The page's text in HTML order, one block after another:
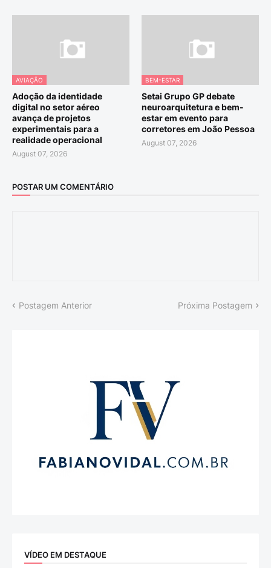
AVIAÇÃO
Adoção da identidade
digital no setor aéreo
avança de projetos
experimentais para a
realidade operacional
August 07, 2026
BEM-ESTAR
Setai Grupo GP debate
neuroarquitetura e bem-
estar em evento para
corretores em João Pessoa
August 07, 2026
POSTAR UM COMENTÁRIO
Postagem Anterior Próxima Postagem
VÍDEO EM DESTAQUE